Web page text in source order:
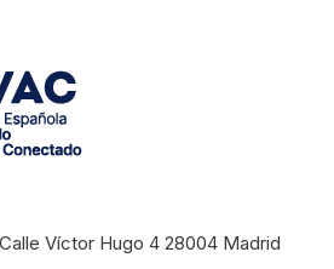
Víctor Hugo 4 28004 Madrid